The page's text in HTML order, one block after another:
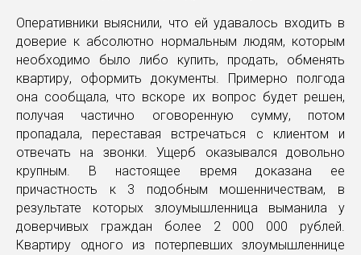
Оперативники выяснили, что ей удавалось входить в
доверие к абсолютно нормальным людям, которым
необходимо было либо купить, продать, обменять
квартиру, оформить документы. Примерно полгода
она сообщала, что вскоре их вопрос будет решен,
получая частично оговоренную сумму, потом
пропадала, переставая встречаться с клиентом и
отвечать на звонки. Ущерб оказывался довольно
крупным. В настоящее время доказана ее
причастность к 3 подобным мошенничествам, в
результате которых злоумышленница выманила у
доверчивых граждан более 2 000 000 рублей.
Квартиру одного из потерпевших злоумышленнице